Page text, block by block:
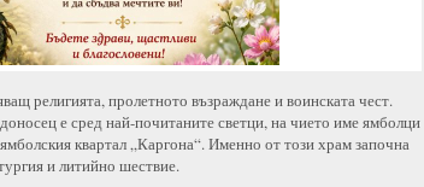
религията, пролетното възраждане и воинската чест.
е сред най-почитаните светци, на чието име ямболци
квартал „Каргона“. Именно от този храм започна
и литийно шествие.